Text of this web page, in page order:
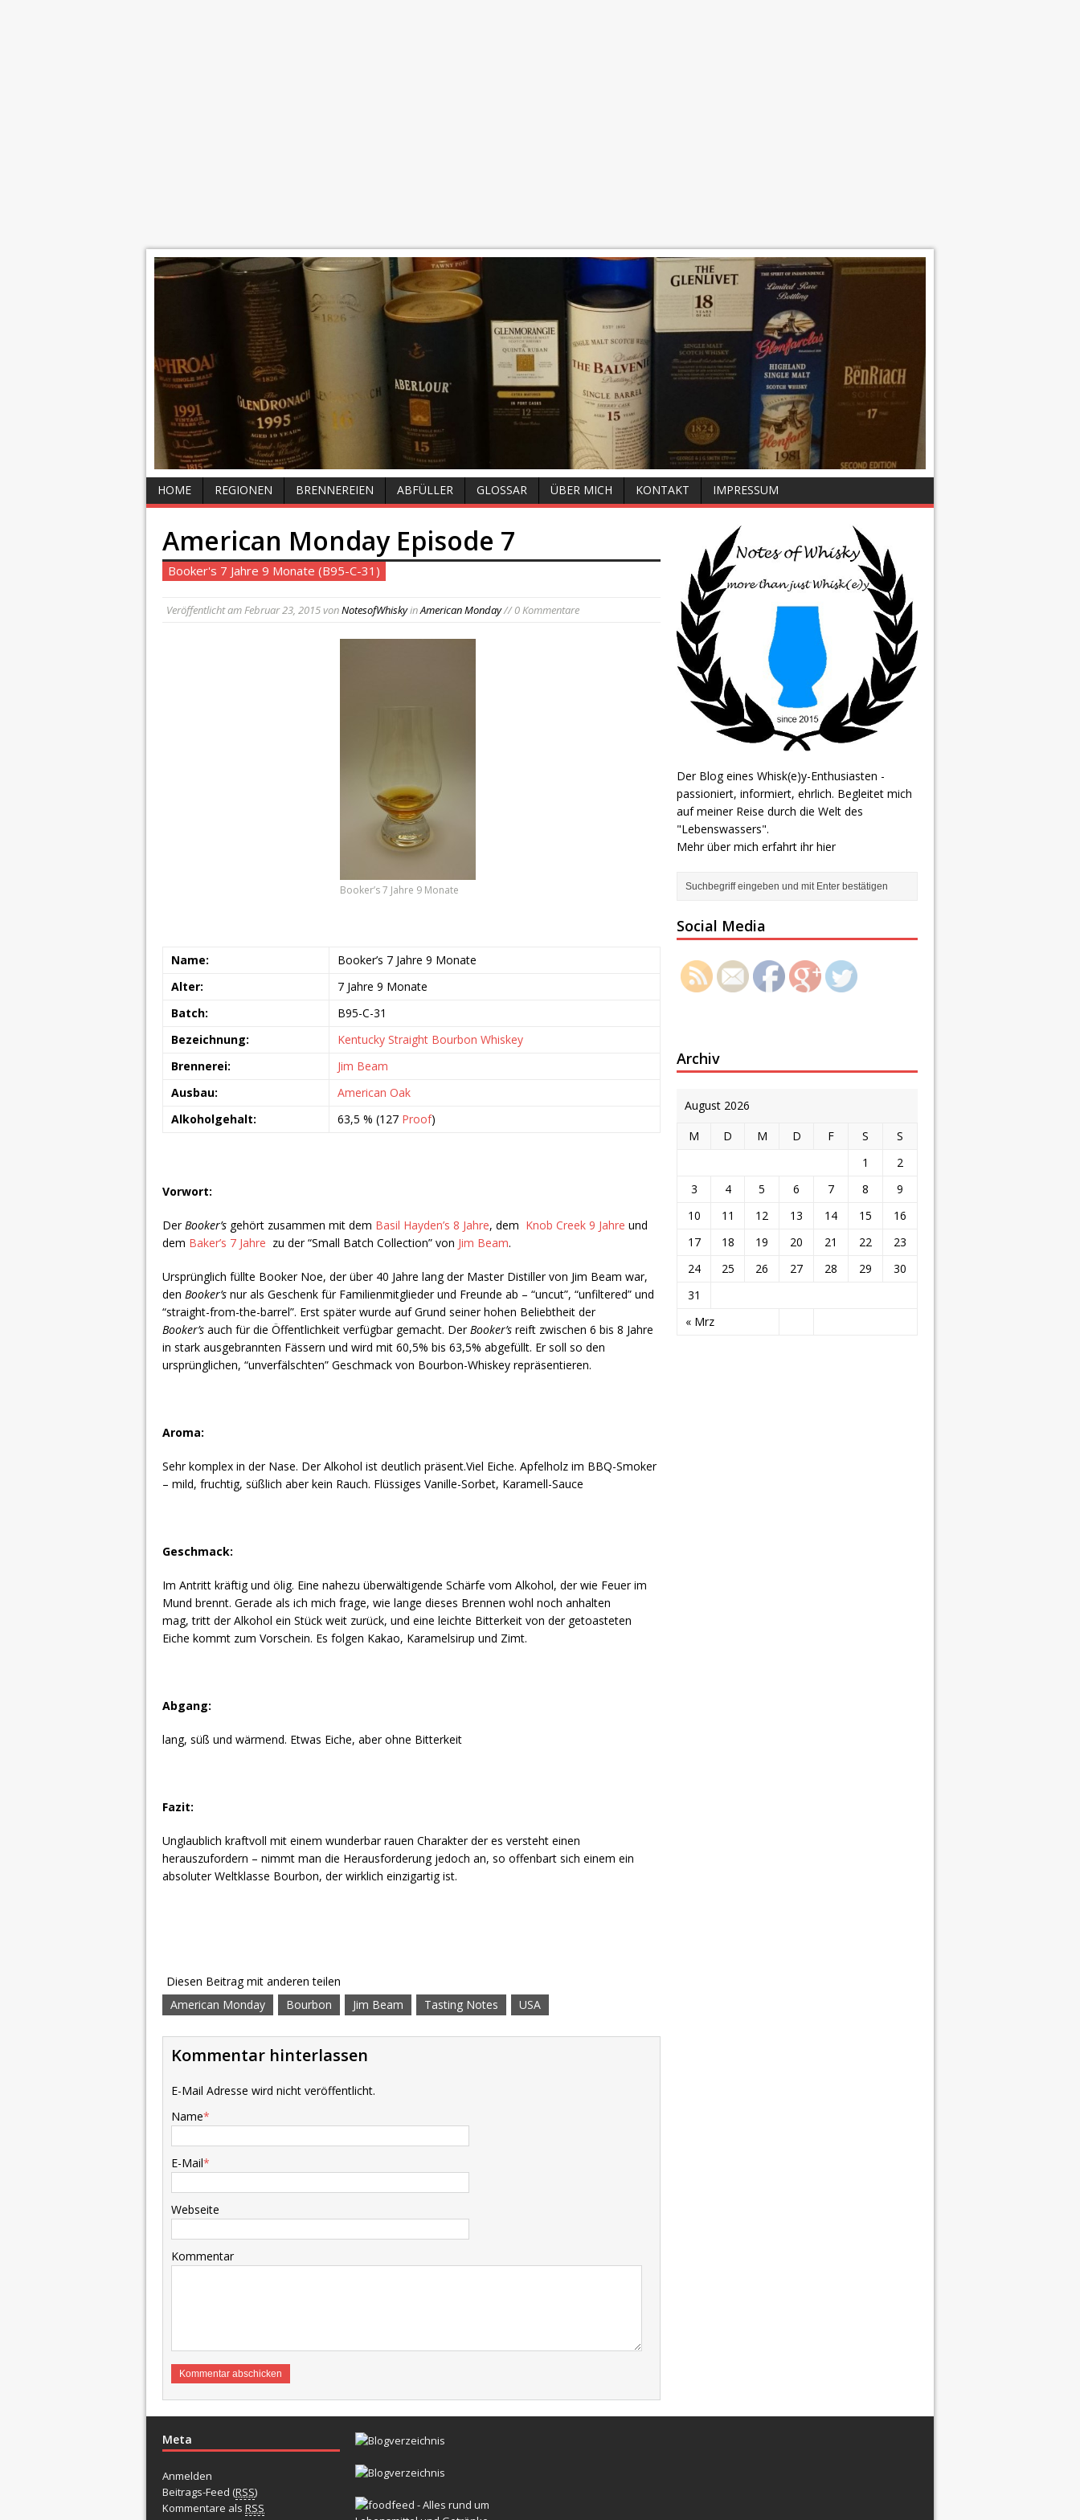
HOME REGIONEN BRENNEREIEN ABFÜLLER GLOSSAR ÜBER MICH KONTAKT IMPRESSUM
American Monday Episode 7
Booker's 7 Jahre 9 Monate (B95-C-31)
Veröffentlicht amFebruar 23, 2015vonNotesofWhiskyinAmerican Monday// 0 Kommentare
Booker’s 7 Jahre 9 Monate
Name:
Booker’s 7 Jahre 9 Monate
Alter:
7 Jahre 9 Monate
Batch:
B95-C-31
Bezeichnung:
Kentucky Straight Bourbon Whiskey
Brennerei:
Jim Beam
Ausbau:
American Oak
Alkoholgehalt:
63,5 % (127 Proof)
Vorwort:
DerBooker’s gehört zusammen mit dem Basil Hayden’s 8 Jahre, dem Knob Creek 9 Jahre und
dem Baker’s 7 Jahre zu der “Small Batch Collection” von Jim Beam.
Ursprünglich füllte Booker Noe, der über 40 Jahre lang der Master Distiller von Jim Beam war,
den Booker’s nur als Geschenk für Familienmitglieder und Freunde ab – “uncut”, “unfiltered” und
“straight-from-the-barrel”. Erst später wurde auf Grund seiner hohen Beliebtheit der
Booker’s auch für die Öffentlichkeit verfügbar gemacht. DerBooker’s reift zwischen 6 bis 8 Jahre
in stark ausgebrannten Fässern und wird mit 60,5% bis 63,5% abgefüllt. Er soll so den
ursprünglichen, “unverfälschten” Geschmack von Bourbon-Whiskey repräsentieren.
Aroma:
Sehr komplex in der Nase. Der Alkohol ist deutlich präsent.Viel Eiche. Apfelholz im BBQ-Smoker
– mild, fruchtig, süßlich aber kein Rauch. Flüssiges Vanille-Sorbet, Karamell-Sauce
Geschmack:
Im Antritt kräftig und ölig. Eine nahezu überwältigende Schärfe vom Alkohol, der wie Feuer im
Mund brennt. Gerade als ich mich frage, wie lange dieses Brennen wohl noch anhalten
mag, tritt der Alkohol ein Stück weit zurück, und eine leichte Bitterkeit von der getoasteten
Eiche kommt zum Vorschein. Es folgen Kakao, Karamelsirup und Zimt.
Abgang:
lang, süß und wärmend. Etwas Eiche, aber ohne Bitterkeit
Fazit:
Unglaublich kraftvoll mit einem wunderbar rauen Charakter der es versteht einen
herauszufordern – nimmt man die Herausforderung jedoch an, so offenbart sich einem ein
absoluter Weltklasse Bourbon, der wirklich einzigartig ist.
Diesen Beitrag mit anderen teilen
American Monday
Bourbon Jim Beam Tasting Notes USA
Kommentar hinterlassen
E-Mail Adresse wird nicht veröffentlicht.
Name*
E-Mail*
Webseite
Kommentar
Der Blog eines Whisk(e)y-Enthusiasten -
passioniert, informiert, ehrlich. Begleitet mich
auf meiner Reise durch die Welt des
"Lebenswassers".
Mehr über mich erfahrt ihrhier
Social Media
http://notes
/american-
7/">
Archiv
August 2026
M
D M D F S S
« Mrz
1
2
3
4 5 6 7 8
9
10
11 12 13 14 15
16
17
18 19 20 21 22
23
24
25 26 27 28 29
30
31
Meta
Anmelden
Beitrags-Feed (RSS)
Kommentare als RSS